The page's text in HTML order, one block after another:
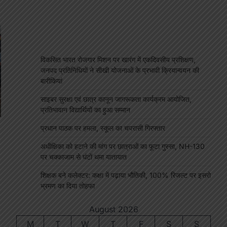
विकसित भारत रोजगार मिशन पर खारंग में एकदिवसीय प्रशिक्षण,
जनपद प्रतिनिधियों ने सीखी योजनाओं के प्रभावी क्रियान्वयन की
बारीकियां
साइबर सुरक्षा एवं छात्र कानून जागरूकता कार्यक्रम आयोजित,
प्रतिभावान विद्यार्थियों का हुआ सम्मान
प्रधान पाठक पर हमला, स्कूल का चपरासी गिरफ्तार
अधीक्षिका को हटाने की मांग पर छात्राओं का फूटा गुस्सा, NH-130
पर चक्काजाम से घंटों थमा यातायात
शिक्षक बने कलेक्टर: कक्षा में पढ़ाया भौतिकी, 100% रिजल्ट पर इसरो
भ्रमण का दिया तोहफा
August 2026
M
T W T F S S